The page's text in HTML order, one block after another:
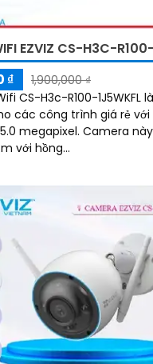
EZVIZ CS-H3C-
₫
1,900,000 ₫
CS-H3c-R100-1J5WKFL
các công trình giá rẻ
Camera này có khả năng
với hồng...